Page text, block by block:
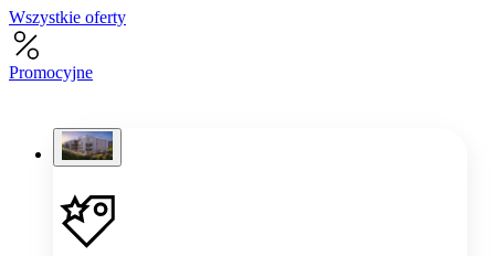
Wszystkie oferty
Promocyjne